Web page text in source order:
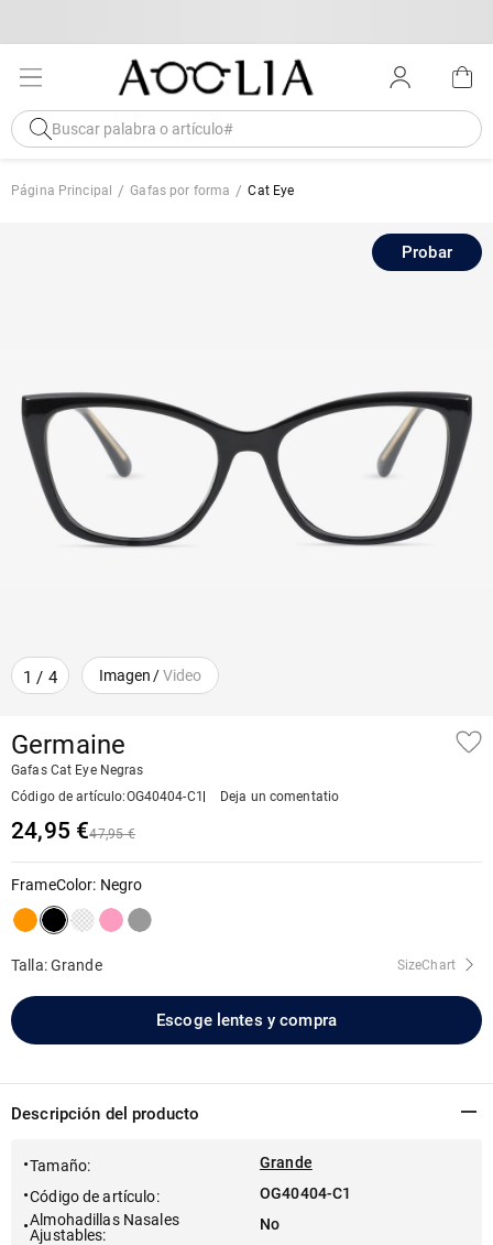
Página Principal Gafas por forma Cat Eye
1 / 4 Imagen /Video
Probar
Germaine
Gafas Cat Eye Negras
Código de artículo:OG40404-C1 Deja un comentatio
24,95 €47,95 €
FrameColor: Negro
Talla: Grande SizeChart
Escoge lentes y compra
Descripción del producto
Tamaño:
Grande
Código de artículo:
OG40404-C1
Almohadillas Nasales
Ajustables:
No